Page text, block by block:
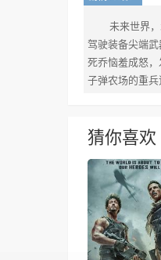
未来世界
驾驶装备尖端
死乔恼羞成怒，
子弹农场的重
猜你喜欢